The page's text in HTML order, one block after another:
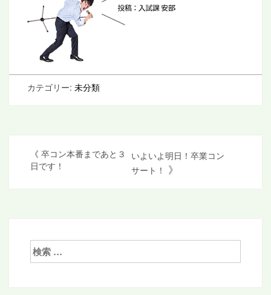
カテゴリー: 未分類
《 卒コン本番まであと３
日です！
いよいよ明日！卒業コン
サート！ 》
検
索: